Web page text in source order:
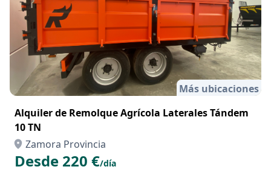
Más ubicaciones
Alquiler de Remolque Agrícola Laterales Tándem
10 TN
Zamora Provincia
Desde 220 €/día